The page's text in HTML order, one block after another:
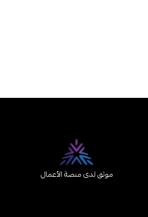
موثق لدى منصة الأعمال